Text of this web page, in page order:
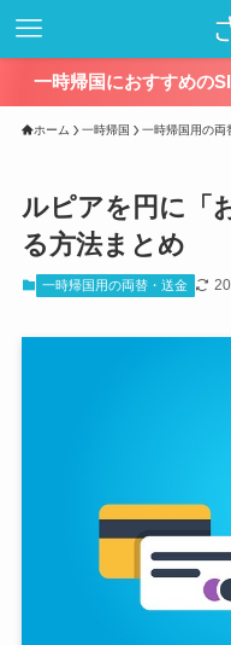
一時帰国におすすめの
ホーム 一時帰国 一時帰国用の両
ルピアを円に「
る方法まとめ
一時帰国用の両替・送金